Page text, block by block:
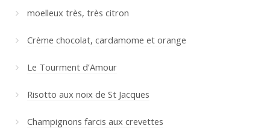
moelleux très, très citron
Crème chocolat, cardamome et orange
Le Tourment d’Amour
Risotto aux noix de St Jacques
Champignons farcis aux crevettes